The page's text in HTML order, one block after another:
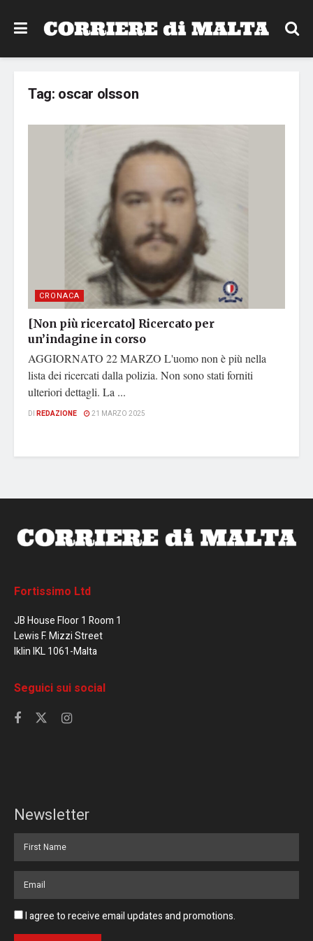
Tag: oscar olsson
CRONACA
[Non più ricercato] Ricercato per
un’indagine in corso
AGGIORNATO 22 MARZO L'uomo non è più nella
lista dei ricercati dalla polizia. Non sono stati forniti
ulteriori dettagli. La ...
DI REDAZIONE 21 MARZO 2025
Fortissimo Ltd
JB House Floor 1 Room 1
Lewis F. Mizzi Street
Iklin IKL 1061-Malta
Seguici sui social
Newsletter
I agree to receive email updates and promotions.